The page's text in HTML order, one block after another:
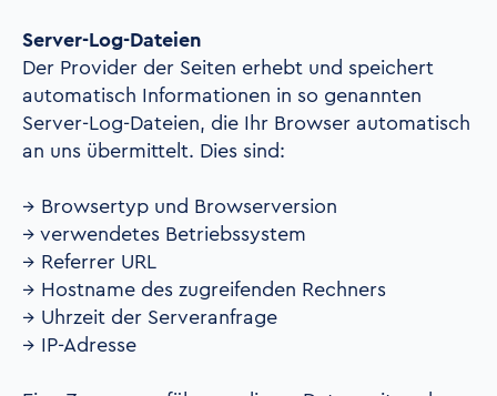
Server-Log-Dateien
Der Provider der Seiten erhebt und speichert
automatisch Informationen in so genannten
Server-Log-Dateien, die Ihr Browser automatisch
an uns übermittelt. Dies sind:
→ Browsertyp und Browserversion
→ verwendetes Betriebssystem
→ Referrer URL
→ Hostname des zugreifenden Rechners
→ Uhrzeit der Serveranfrage
→ IP-Adresse